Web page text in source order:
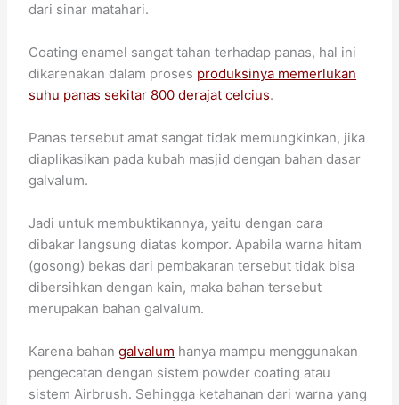
dari sinar matahari.
Coating enamel sangat tahan terhadap panas, hal ini
dikarenakan dalam proses produksinya memerlukan
suhu panas sekitar 800 derajat celcius.
Panas tersebut amat sangat tidak memungkinkan, jika
diaplikasikan pada kubah masjid dengan bahan dasar
galvalum.
Jadi untuk membuktikannya, yaitu dengan cara
dibakar langsung diatas kompor. Apabila warna hitam
(gosong) bekas dari pembakaran tersebut tidak bisa
dibersihkan dengan kain, maka bahan tersebut
merupakan bahan galvalum.
Karena bahangalvalum hanya mampu menggunakan
pengecatan dengan sistem powder coating atau
sistem Airbrush. Sehingga ketahanan dari warna yang